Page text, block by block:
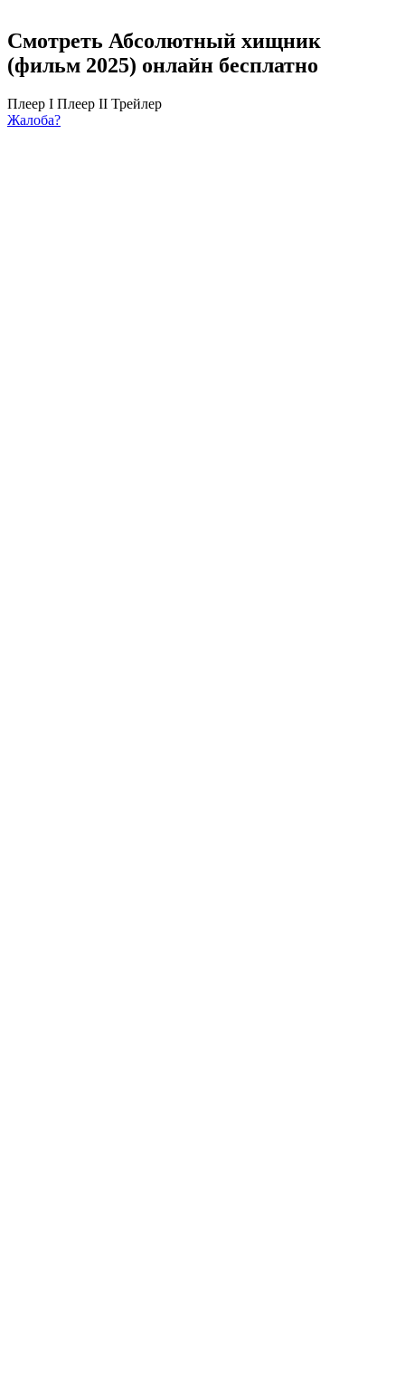
Смотреть Абсолютный хищник
(фильм 2025) онлайн бесплатно
Плеер I Плеер II Трейлер
Жалоба?